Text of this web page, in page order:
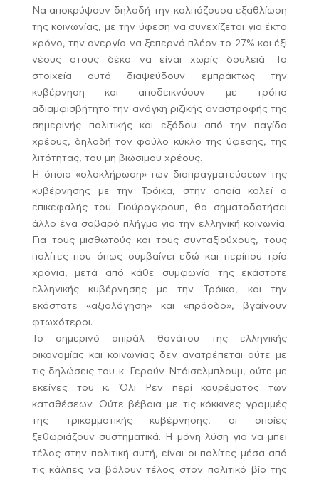
Να αποκρύψουν δηλαδή την καλπάζουσα εξαθλίωση
της κοινωνίας, με την ύφεση να συνεχίζεται για έκτο
χρόνο, την ανεργία να ξεπερνά πλέον το 27% και έξι
νέους στους δέκα να είναι χωρίς δουλειά. Τα
στοιχεία αυτά διαψεύδουν εμπράκτως την
κυβέρνηση και αποδεικνύουν με τρόπο
αδιαμφισβήτητο την ανάγκη ριζικής αναστροφής της
σημερινής πολιτικής και εξόδου από την παγίδα
χρέους, δηλαδή τον φαύλο κύκλο της ύφεσης, της
λιτότητας, του μη βιώσιμου χρέους.
Η όποια «ολοκλήρωση» των διαπραγματεύσεων της
κυβέρνησης με την Τρόικα, στην οποία καλεί ο
επικεφαλής του Γιούρογκρουπ, θα σηματοδοτήσει
άλλο ένα σοβαρό πλήγμα για την ελληνική κοινωνία.
Για τους μισθωτούς και τους συνταξιούχους, τους
πολίτες που όπως συμβαίνει εδώ και περίπου τρία
χρόνια, μετά από κάθε συμφωνία της εκάστοτε
ελληνικής κυβέρνησης με την Τρόικα, και την
εκάστοτε «αξιολόγηση» και «πρόοδο», βγαίνουν
φτωχότεροι.
Το σημερινό σπιράλ θανάτου της ελληνικής
οικονομίας και κοινωνίας δεν ανατρέπεται ούτε με
τις δηλώσεις του κ. Γερούν Ντάισελμπλουμ, ούτε με
εκείνες του κ. Όλι Ρεν περί κουρέματος των
καταθέσεων. Ούτε βέβαια με τις κόκκινες γραμμές
της τρικομματικής κυβέρνησης, οι οποίες
ξεθωριάζουν συστηματικά. Η μόνη λύση για να μπει
τέλος στην πολιτική αυτή, είναι οι πολίτες μέσα από
τις κάλπες να βάλουν τέλος στον πολιτικό βίο της